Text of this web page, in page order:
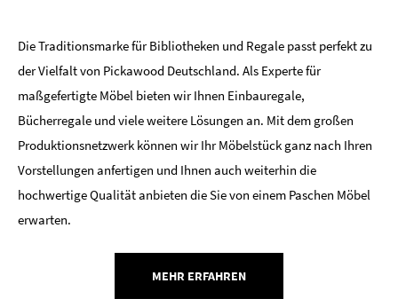
Die Traditionsmarke für Bibliotheken und Regale passt perfekt zu
der Vielfalt von Pickawood Deutschland. Als Experte für
maßgefertigte Möbel bieten wir Ihnen Einbauregale,
Bücherregale und viele weitere Lösungen an. Mit dem großen
Produktionsnetzwerk können wir Ihr Möbelstück ganz nach Ihren
Vorstellungen anfertigen und Ihnen auch weiterhin die
hochwertige Qualität anbieten die Sie von einem Paschen Möbel
erwarten.
MEHR ERFAHREN